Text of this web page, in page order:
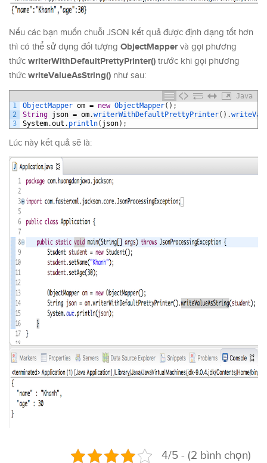
Nếu các bạn muốn chuỗi JSON kết quả được định dạng tốt hơn
thì có thể sử dụng đối tượng ObjectMappervà gọi phương
thức writerWithDefaultPrettyPrinter() trước khi gọi phương
thức writeValueAsString() như sau:
Java
1
2
3
ObjectMapper om = new ObjectMapper( ) ;
String json = om.writerWithDefaultPrettyPrinter( ) .
System.out . println( json) ;
Lúc này kết quả sẽ là:
4/5 - (2 bình chọn)